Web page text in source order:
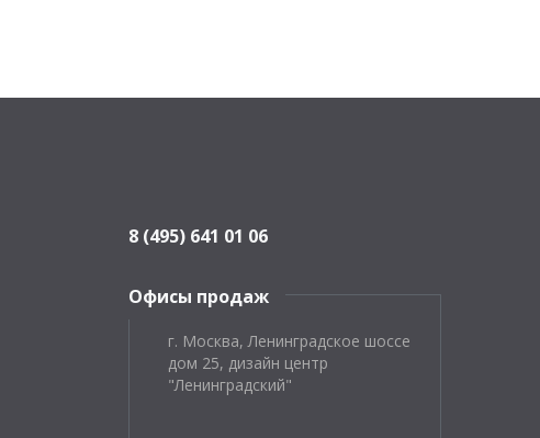
8 (495) 641 01 06
Офисы продаж
г. Москва, Ленинградское шоссе
дом 25, дизайн центр
"Ленинградский"